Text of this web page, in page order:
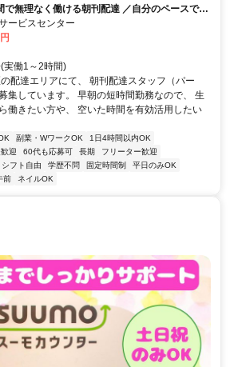
で無理なく働ける朝刊配達 ／自分のペースで続
代活躍
ービスセンター
実働1～2時間)
配達エリアにて、 朝刊配達スタッフ（パー
集しています。 早朝の短時間勤務なので、 生
働きたい方や、 空いた時間を有効活用したい
副業・WワークOK
1日4時間以内OK
迎 60代も応募可 長期
フリーター歓迎
シフト自由 学歴不問 固定時間制
平日のみOK
前 ネイルOK